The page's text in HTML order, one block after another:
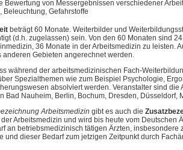
Bewertung von Messergebnissen verschiedener
Beleuchtung, Gefahrstoffe
beträgt 60 Monate. Weiterbilder und
(d.h. zugelassen) sein. Von den 60 Monaten sind
36 Monate in der Arbeitsmedizin zu leisten.
anderen Gebieten angerechnet werden.
während der arbeitsmedizinischen Fach-
Spezialthemen wie zum Beispiel Psychologie,
absolviert werden. Veranstalter sind die
Bad Nauheim, Berlin, Bochum, Dresden, Düsseldorf,
Arbeitsmedizin gibt es auch die
Arbeitsmedizin und wird bis heute vom Deutschen
an betriebsmedizinisch tätigen Ärzten, insbesondere
und dieser Bedarf zum jetzigen Zeitpunkt durch